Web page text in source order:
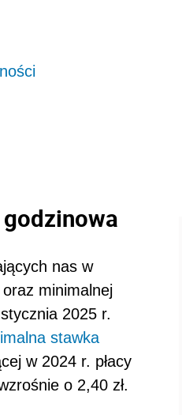
nas w
oraz minimalnej
2025 r.
stawka
w 2024 r. płacy
o 2,40 zł.